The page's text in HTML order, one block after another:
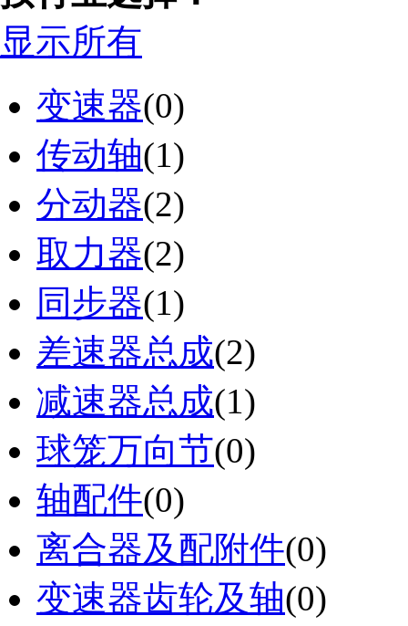
显示所有
变速器(0)
传动轴(1)
分动器(2)
取力器(2)
同步器(1)
差速器总成(2)
减速器总成(1)
球笼万向节(0)
轴配件(0)
离合器及配附件(0)
变速器齿轮及轴(0)